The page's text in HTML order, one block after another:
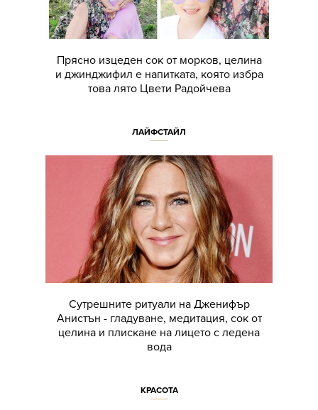
Прясно изцеден сок от морков, целина
и джинджифил е напитката, която избра
това лято Цвети Радойчева
ЛАЙФСТАЙЛ
Сутрешните ритуали на Дженифър
Анистън - гладуване, медитация, сок от
целина и плискане на лицето с ледена
вода
КРАСОТА